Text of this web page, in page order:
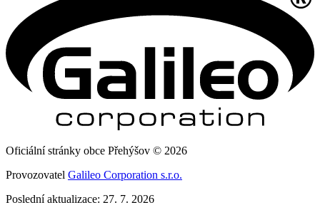
Oficiální stránky obce Přehýšov © 2026
Provozovatel Galileo Corporation s.r.o.
Poslední aktualizace: 27. 7. 2026